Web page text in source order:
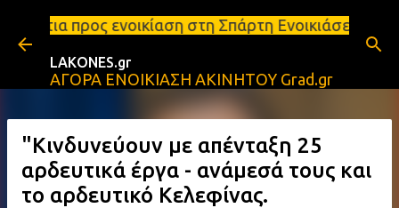
Μετάβαση στο κύριο περιεχόμενο
στη Σπάρτη Ενοικιάσεις διαμερισμάτων
LAKONES.gr
ΑΓΟΡΑ ΕΝΟΙΚΙΑΣΗ ΑΚΙΝΗΤΟΥ Grad.gr
"Κινδυνεύουν με απένταξη 25
αρδευτικά έργα - ανάμεσά τους και
το αρδευτικό Κελεφίνας.